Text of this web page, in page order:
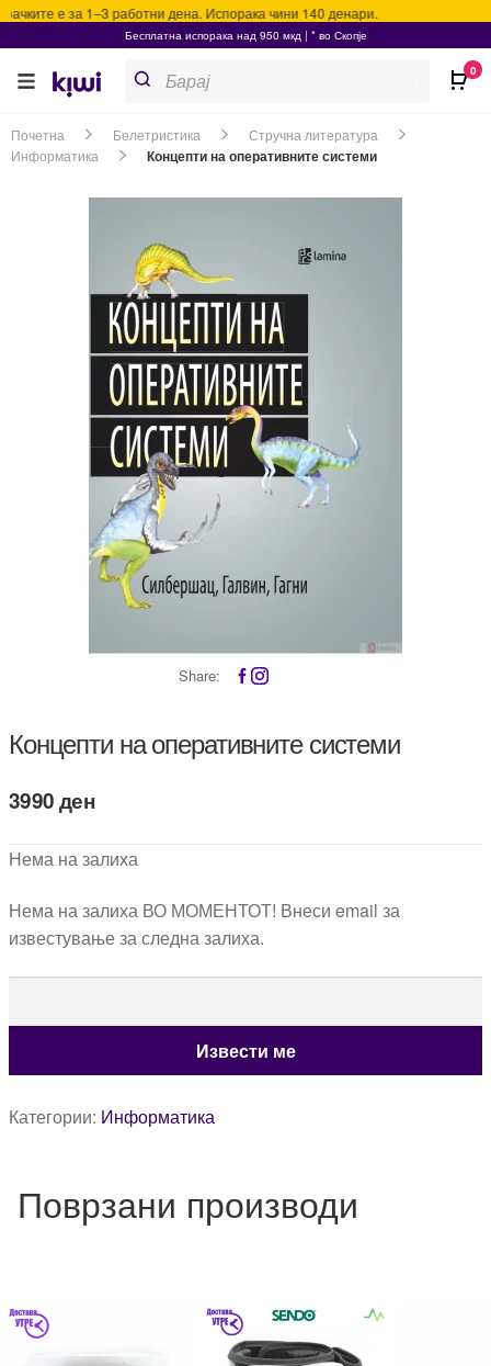
е за 1–3 работни дена. Испорака чини 140 денари.
Бесплатна испорака над 950 мкд | * во Скопје
search
Почетна Белетристика
Стручна литература
Информатика
Концепти на оперативните системи
Share:
Концепти на оперативните системи
3990ден
Нема на залиха
Нема на залиха ВО МОМЕНТОТ! Внеси email за
известување за следна залиха.
Категории: Информатика
Поврзани производи
0